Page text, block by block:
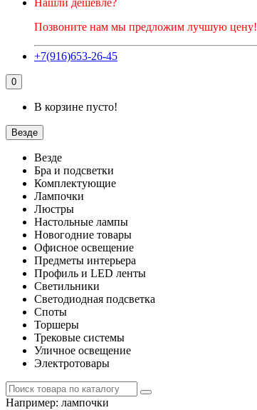
Нашли дешевле?
Позвоните нам мы предложим лучшую цену!
+7(916)653-26-45
0
В корзине пусто!
Везде
Везде
Бра и подсветки
Комплектующие
Лампочки
Люстры
Настольные лампы
Новогодние товары
Офисное освещение
Предметы интерьера
Профиль и LED ленты
Светильники
Светодиодная подсветка
Споты
Торшеры
Трековые системы
Уличное освещение
Электротовары
Например: лампочки